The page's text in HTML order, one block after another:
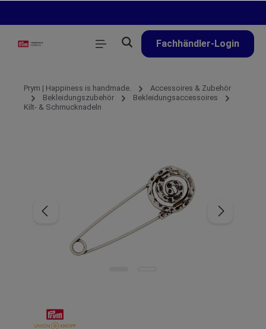
Fachhändler-Login
Prym | Happiness is handmade.
Accessoires & Zubehör
Bekleidungszubehör
Bekleidungsaccessoires
Kilt- & Schmucknadeln